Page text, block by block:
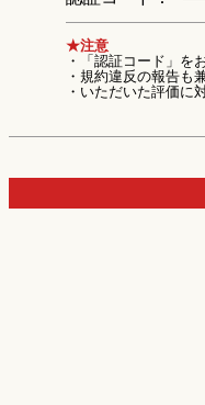
★注意
・「認証コード」を
・規約違反の報告も
・いただいた評価に